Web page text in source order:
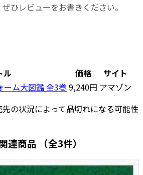
ひレビューをお書きください。
ル 価格
サイト
ーム大図鑑 全3巻9,240円 アマゾン
の状況によって品切れになる可能性
連商品 （全3件）